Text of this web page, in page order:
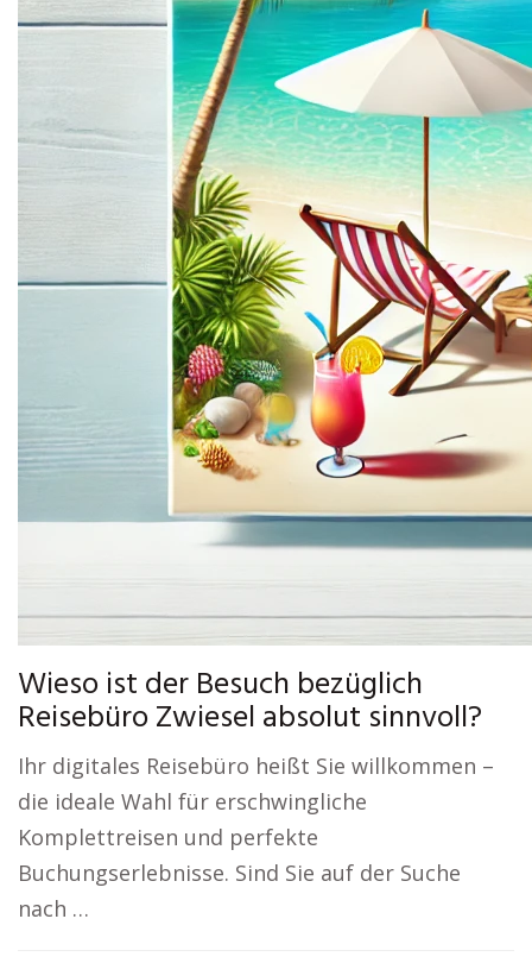
Wieso ist der Besuch bezüglich
Reisebüro Zwiesel absolut sinnvoll?
Ihr digitales Reisebüro heißt Sie willkommen –
die ideale Wahl für erschwingliche
Komplettreisen und perfekte
Buchungserlebnisse. Sind Sie auf der Suche
nach …